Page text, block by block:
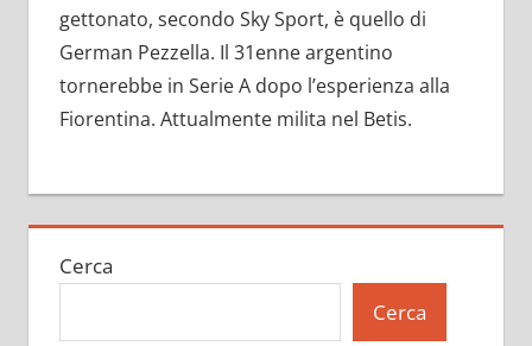
gettonato, secondo Sky Sport, è quello di
German Pezzella. Il 31enne argentino
tornerebbe in Serie A dopo l’esperienza alla
Fiorentina. Attualmente milita nel Betis.
Cerca
Cerca